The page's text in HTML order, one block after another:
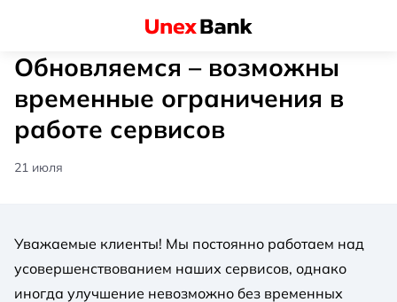
Обновляемся – возможны
временные ограничения в
работе сервисов
21 июля
Уважаемые клиенты! Мы постоянно работаем над
усовершенствованием наших сервисов, однако
иногда улучшение невозможно без временных